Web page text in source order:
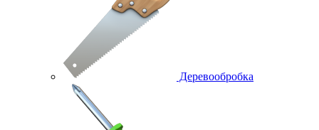
Деревообробка